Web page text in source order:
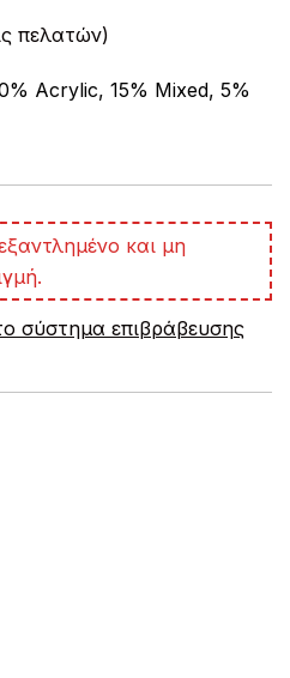
πελατών)
Acrylic, 15% Mixed, 5%
και μη
σύστημα επιβράβευσης